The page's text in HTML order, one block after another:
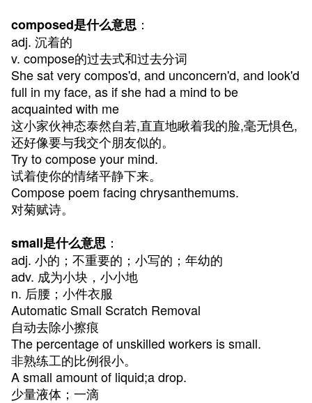
composed是什么意思 ：
adj. 沉着的
v. compose的过去式和过去分词
She sat very compos'd, and unconcern'd, and look'd
full in my face, as if she had a mind to be
acquainted with me
这小家伙神态泰然自若,直直地瞅着我的脸,毫无惧色,
还好像要与我交个朋友似的。
Try to compose your mind.
试着使你的情绪平静下来。
Compose poem facing chrysanthemums.
对菊赋诗。
small是什么意思 ：
adj. 小的；不重要的；小写的；年幼的
adv. 成为小块，小小地
n. 后腰；小件衣服
Automatic Small Scratch Removal
自动去除小擦痕
The percentage of unskilled workers is small.
非熟练工的比例很小。
A small amount of liquid;a drop.
少量液体；一滴